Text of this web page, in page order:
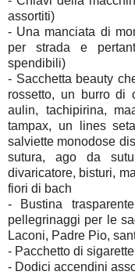
assortiti)
- Una manciata di
per strada e
spendibili)
- Sacchetta beauty
rossetto, un burro di
aulin, tachipirina,
tampax, un lines
salviette monodose
sutura, ago da
divaricatore, bisturi,
fiori di bach
- Bustina
pellegrinaggi per le
Laconi, Padre Pio,
- Pacchetto di
- Dodici accendini